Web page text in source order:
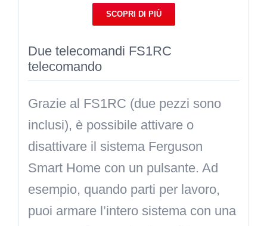
SCOPRI DI PIÙ
Due telecomandi FS1RC
telecomando
Grazie al FS1RC (due pezzi sono
inclusi), è possibile attivare o
disattivare il sistema Ferguson
Smart Home con un pulsante. Ad
esempio, quando parti per lavoro,
puoi armare l’intero sistema con una